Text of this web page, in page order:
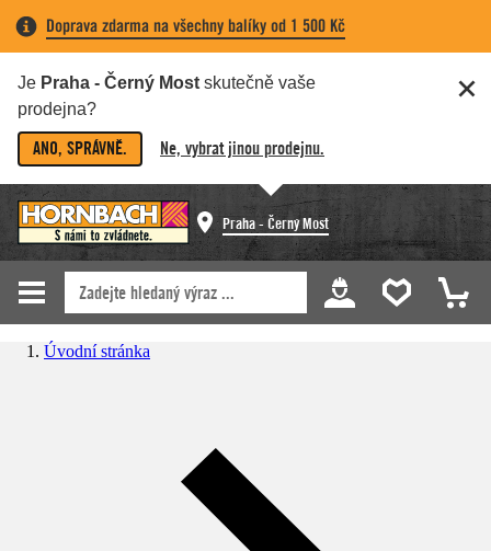
Doprava zdarma na všechny balíky od 1 500 Kč
Je Praha - Černý Most skutečně vaše
prodejna?
ANO, SPRÁVNĚ. Ne, vybrat jinou prodejnu.
Praha - Černý Most
Úvodní stránka